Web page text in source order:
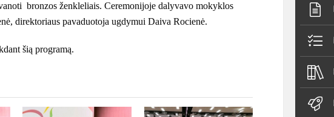
bronzos ženkleliais. Ceremonijoje dalyvavo mokyklos
direktoriaus pavaduotoja ugdymui Daiva Rocienė.
šią programą.